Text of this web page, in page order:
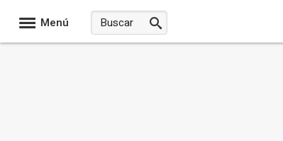
Menú